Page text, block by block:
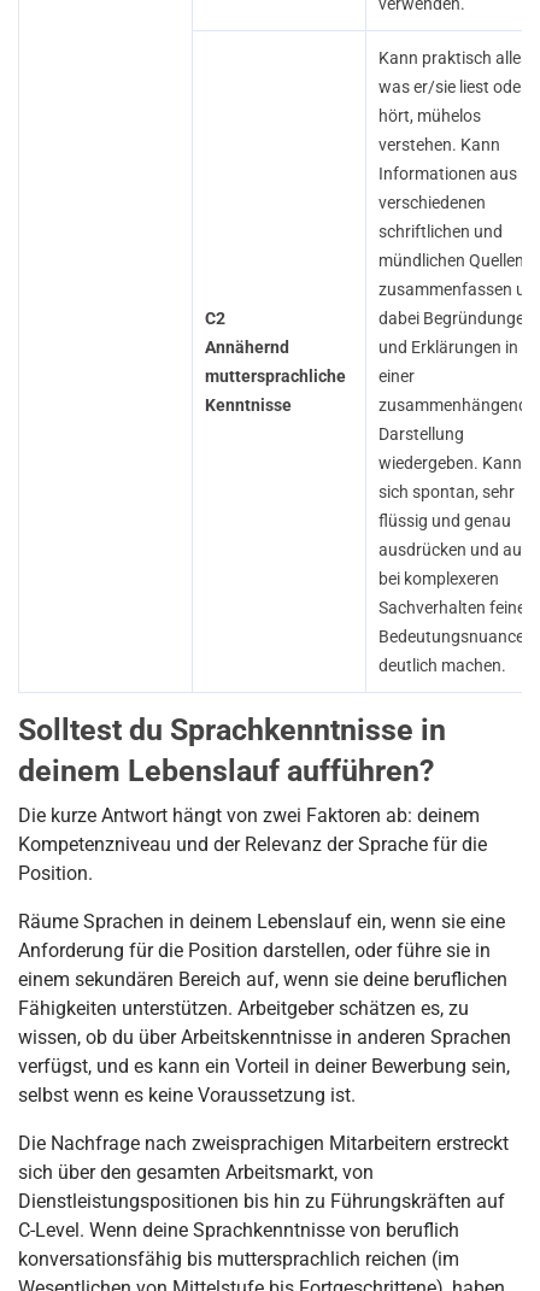
C2
Annähernd
muttersprachliche
Kenntnisse
Kann praktisch alles,
was er/sie liest oder
hört, mühelos
verstehen. Kann
Informationen aus
verschiedenen
schriftlichen und
mündlichen Quellen
zusammenfassen
dabei Begründungen
und Erklärungen in
einer
Darstellung
wiedergeben. Kann
sich spontan, sehr
flüssig und genau
ausdrücken und auch
bei komplexeren
Sachverhalten feinere
Bedeutungsnuancen
deutlich machen.
Solltest du Sprachkenntnisse in
deinem Lebenslauf aufführen?
Die kurze Antwort hängt von zwei Faktoren ab: deinem
Kompetenzniveau und der Relevanz der Sprache für die
Position.
Räume Sprachen in deinem Lebenslauf ein, wenn sie eine
Anforderung für die Position darstellen, oder führe sie in
einem sekundären Bereich auf, wenn sie deine beruflichen
Fähigkeiten unterstützen. Arbeitgeber schätzen es, zu
wissen, ob du über Arbeitskenntnisse in anderen Sprachen
verfügst, und es kann ein Vorteil in deiner Bewerbung sein,
selbst wenn es keine Voraussetzung ist.
Die Nachfrage nach zweisprachigen Mitarbeitern erstreckt
sich über den gesamten Arbeitsmarkt, von
Dienstleistungspositionen bis hin zu Führungskräften auf
C-Level. Wenn deine Sprachkenntnisse von beruflich
konversationsfähig bis muttersprachlich reichen (im